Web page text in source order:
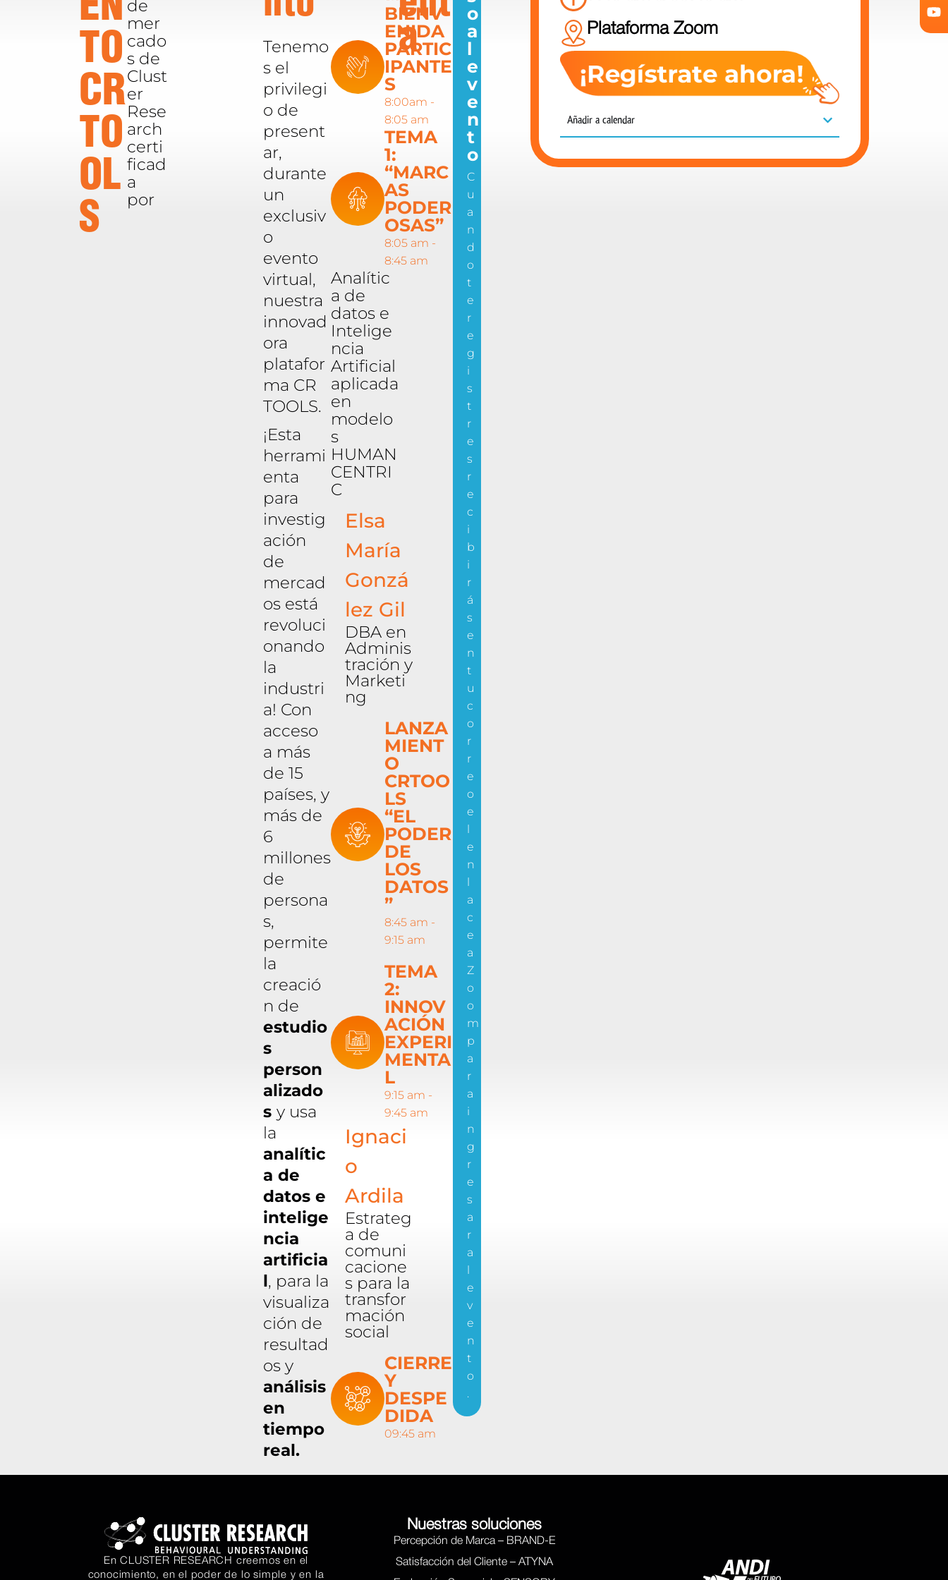
EN
TO
CR
TO
OL
S
de
mer
cado
s de
Clust
er
Rese
arch
certi
ficad
a
por
Tenemo
s el
privilegi
o de
present
ar,
durante
un
exclusiv
o
evento
virtual,
nuestra
innovad
ora
platafor
ma CR
TOOLS.
¡Esta
herrami
enta
para
investig
ación
de
mercad
os está
revoluci
onando
la
industri
a! Con
acceso
a más
de 15
países, y
más de
6
millones
de
persona
s,
permite
la
creació
n de
estudio
s
person
alizado
s y usa
la
analític
a de
datos e
intelige
ncia
artificia
l, para la
visualiza
ción de
resultad
os y
análisis
en
tiempo
real.
BIENV
ENIDA
PARTIC
IPANTE
S
8:00am -
8:05 am
TEMA
1:
“MARC
AS
PODER
OSAS”
8:05 am -
8:45 am
Analític
a de
datos e
Intelige
ncia
Artificial
aplicada
en
modelo
s
HUMAN
CENTRI
C
Elsa
María
Gonzá
lez Gil
DBA en
Adminis
tración y
Marketi
ng
LANZA
MIENT
O
CRTOO
LS
“EL
PODER
DE
LOS
DATOS
”
8:45 am -
9:15 am
TEMA
2:
INNOV
ACIÓN
EXPERI
MENTA
L
9:15 am -
9:45 am
Ignaci
o
Ardila
Estrateg
a de
comuni
cacione
s para la
transfor
mación
social
CIERRE
Y
DESPE
DIDA
09:45 am
a
o
a
l
e
v
e
n
t
o
C
u
a
n
d
o
t
e
r
e
g
i
s
t
r
e
s
r
e
c
i
b
i
r
á
s
e
n
t
u
c
o
r
r
e
o
e
e
n
a
c
e
a
Z
o
o
m
p
a
r
a
i
n
g
r
e
s
a
r
a
e
v
e
n
t
o
.
Plataforma Zoom
Añadir a calendar
En CLUSTER RESEARCH creemos en el
conocimiento, en el poder de lo simple y en la
Nuestras soluciones
Percepción de Marca – BRAND-E
Satisfacción del Cliente – ATYNA